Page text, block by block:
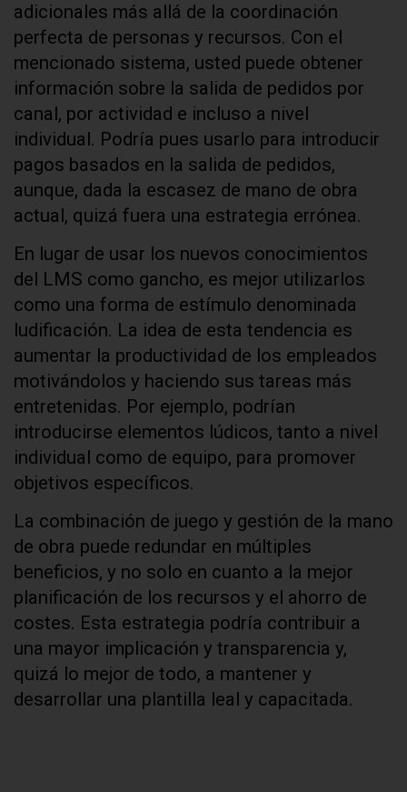
adicionales más allá de la coordinación
perfecta de personas y recursos. Con el
mencionado sistema, usted puede obtener
información sobre la salida de pedidos por
canal, por actividad e incluso a nivel
individual. Podría pues usarlo para introducir
pagos basados en la salida de pedidos,
aunque, dada la escasez de mano de obra
actual, quizá fuera una estrategia errónea.
En lugar de usar los nuevos conocimientos
del LMS como gancho, es mejor utilizarlos
como una forma de estímulo denominada
ludificación. La idea de esta tendencia es
aumentar la productividad de los empleados
motivándolos y haciendo sus tareas más
entretenidas. Por ejemplo, podrían
introducirse elementos lúdicos, tanto a nivel
individual como de equipo, para promover
objetivos específicos.
La combinación de juego y gestión de la mano
de obra puede redundar en múltiples
beneficios, y no solo en cuanto a la mejor
planificación de los recursos y el ahorro de
costes. Esta estrategia podría contribuir a
una mayor implicación y transparencia y,
quizá lo mejor de todo, a mantener y
desarrollar una plantilla leal y capacitada.